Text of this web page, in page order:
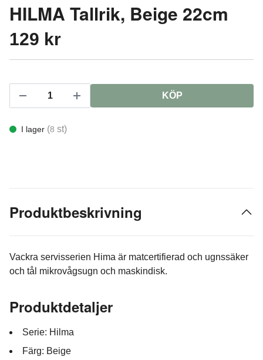
HILMA Tallrik, Beige 22cm
129 kr
KÖP
I lager (8 st)
Produktbeskrivning
Vackra servisserien Hima är matcertifierad och ugnssäker
och tål mikrovågsugn och maskindisk.
Produktdetaljer
Serie: Hilma
Färg: Beige